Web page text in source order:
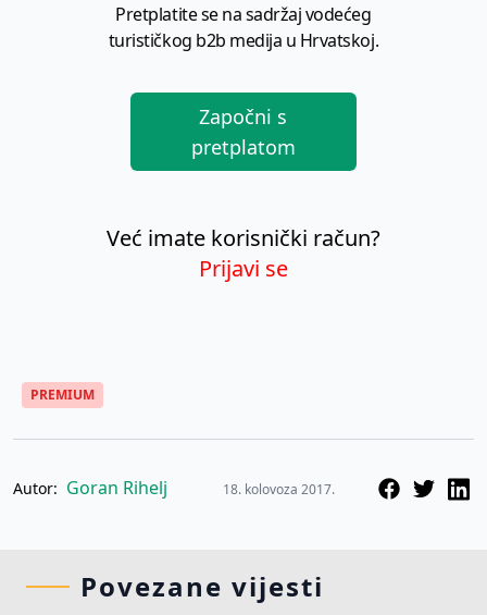
Pretplatite se na sadržaj vodećeg
turističkog b2b medija u Hrvatskoj.
Započni s
pretplatom
Već imate korisnički račun?
Prijavi se
PREMIUM
Autor: Goran Rihelj 18. kolovoza 2017.
Povezane vijesti